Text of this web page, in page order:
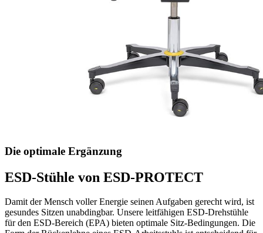
Die optimale Ergänzung
ESD-Stühle von ESD-PROTECT
Damit der Mensch voller Energie seinen Aufgaben gerecht wird, ist
gesundes Sitzen unabdingbar. Unsere leitfähigen ESD-Drehstühle
für den ESD-Bereich (EPA) bieten optimale Sitz-Bedingungen. Die